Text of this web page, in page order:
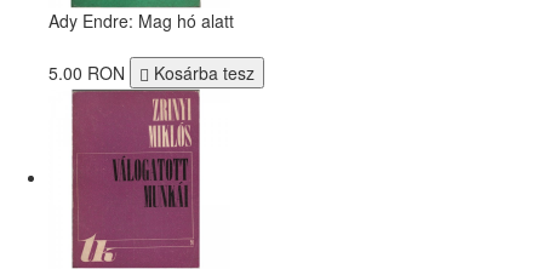
Ady Endre: Mag hó alatt
5.00 RON Kosárba tesz